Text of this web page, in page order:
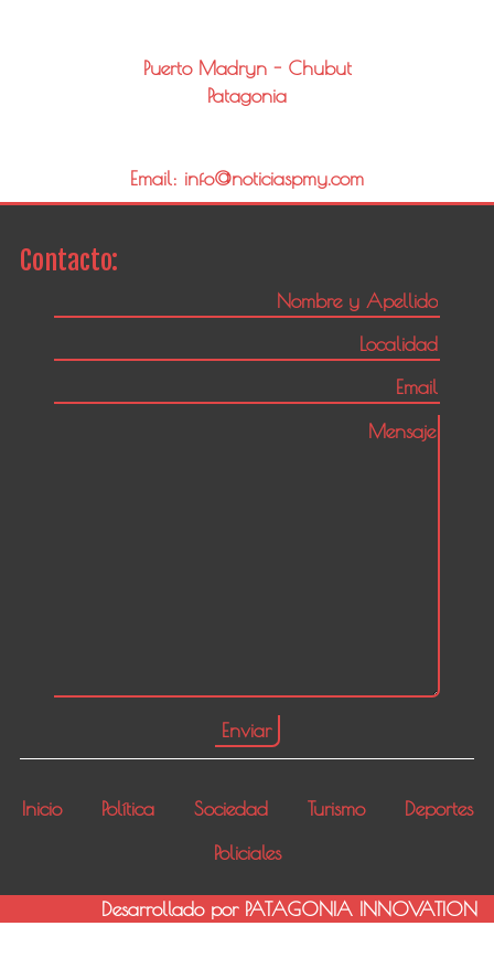
Puerto Madryn - Chubut
Patagonia
Email: info@noticiaspmy.com
Contacto:
Inicio Política Sociedad Turismo
Deportes
Policiales
Desarrollado por PATAGONIA INNOVATION